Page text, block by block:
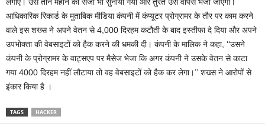
आधिकारिक रिकार्ड के मुताबिक मीडिया कंपनी में कंप्यूटर प्रोग्रामर के तौर पर काम करने
वाले इस शख्स ने अपने वेतन से 4,000 दिरहम कटौती के बाद इस्तीफा दे दिया और अपने
उपभोक्ता की वेबसाइटों को हैक करने की धमकी दी। कंपनी के मालिक ने कहा, ‘‘उसने
कंपनी के प्रोग्रामर के वाट्सएप पर मैसेज भेजा कि अगर कंपनी ने उसके वेतन से काटा
गया 4000 दिरहम नहीं लौटाया तो वह वेबसाइटों को हैक कर लेगा।’’ शख्स ने आरोपों से
इंकार किया है ।
TAGS HACKER